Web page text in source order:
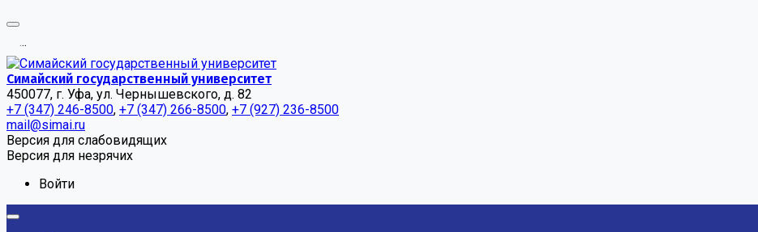
...
Симайский государственный университет
450077, г. Уфа, ул. Чернышевского, д. 82
+7 (347) 246-8500, +7 (347) 266-8500, +7 (927) 236-8500
mail@simai.ru
Версия для слабовидящих
Версия для незрячих
Войти